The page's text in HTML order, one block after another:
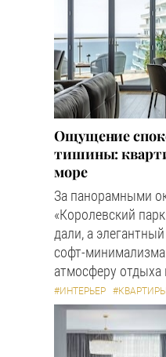
Ощущение
тишины:
море
За панорамными
«Королевский
дали, а
софт-минимализма
атмосферу отдыха
#ИНТЕРЬЕР #КВАРТИРЫ